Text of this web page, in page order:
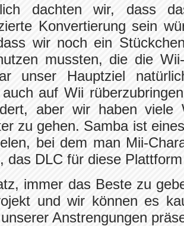
dachten wir, dass
Konvertierung sein
wir noch ein
mussten, die die
unser Hauptziel
auf Wii
aber wir haben viele
zu gehen. Samba ist
bei dem man Mii-
das DLC für diese
immer das Beste zu
und wir können es
Anstrengungen